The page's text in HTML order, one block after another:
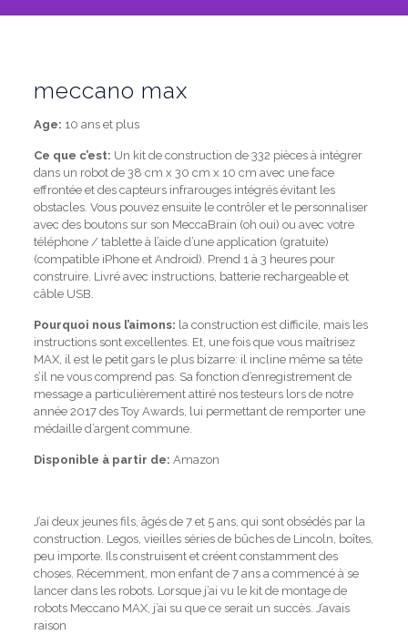
meccano max
Age: 10 ans et plus
Ce que c’est: Un kit de construction de 332 pièces à intégrer
dans un robot de 38 cm x 30 cm x 10 cm avec une face
effrontée et des capteurs infrarouges intégrés évitant les
obstacles. Vous pouvez ensuite le contrôler et le personnaliser
avec des boutons sur son MeccaBrain (oh oui) ou avec votre
téléphone / tablette à l’aide d’une application (gratuite)
(compatible iPhone et Android). Prend 1 à 3 heures pour
construire. Livré avec instructions, batterie rechargeable et
câble USB.
Pourquoi nous l’aimons: la construction est difficile, mais les
instructions sont excellentes. Et, une fois que vous maîtrisez
MAX, il est le petit gars le plus bizarre: il incline même sa tête
s’il ne vous comprend pas. Sa fonction d’enregistrement de
message a particulièrement attiré nos testeurs lors de notre
année 2017 des Toy Awards, lui permettant de remporter une
médaille d’argent commune.
Disponible à partir de: Amazon
J’ai deux jeunes fils, âgés de 7 et 5 ans, qui sont obsédés par la
construction. Legos, vieilles séries de bûches de Lincoln, boîtes,
peu importe. Ils construisent et créent constamment des
choses. Récemment, mon enfant de 7 ans a commencé à se
lancer dans les robots. Lorsque j’ai vu le kit de montage de
robots Meccano MAX, j’ai su que ce serait un succès. J’avais
raison